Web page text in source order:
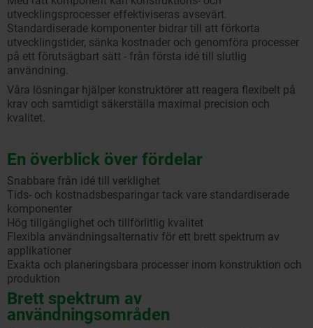
utvecklingsprocesser effektiviseras avsevärt.
Standardiserade komponenter bidrar till att förkorta
utvecklingstider, sänka kostnader och genomföra processer
på ett förutsägbart sätt - från första idé till slutlig
användning.
Våra lösningar hjälper konstruktörer att reagera flexibelt på
krav och samtidigt säkerställa maximal precision och
kvalitet.
En överblick över fördelar
Snabbare från idé till verklighet
Tids- och kostnadsbesparingar tack vare standardiserade
komponenter
Hög tillgänglighet och tillförlitlig kvalitet
Flexibla användningsalternativ för ett brett spektrum av
applikationer
Exakta och planeringsbara processer inom konstruktion och
produktion
Brett spektrum av
användningsområden